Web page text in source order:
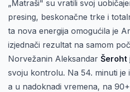
„Matraši" su vratili svoj
presing, beskonačne trke i
ta nova energija omogućila je
izjednači rezultat na samom
Norvežanin Aleksandar Šeroht
svoju kontrolu. Na 54. minuti
a u nadoknadi vremena, na